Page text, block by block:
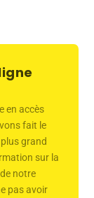
en accès
fait le
grand
sur la
notre
pas avoir